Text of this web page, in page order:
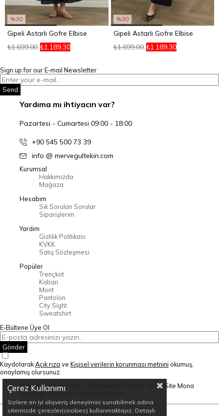
%30
Gipeli Astarlı Gofre Elbise
₺1.189,30
₺1.699,00
%30
Gipeli Astarlı Gofre Elbise
₺1.189,30
₺1.699,00
Sign up for our E-mail Newsletter
Send
Yardıma mı ihtiyacın var?
Pazartesi - Cumartesi 09:00 - 18:00
+90 545 500 73 39
info @ mervegultekin.com
Kurumsal
Hakkımızda
Mağaza
Hesabım
Sık Sorulan Sorular
Siparişlerim
Yardım
Gizlilik Politikası
KVKK
Satış Sözleşmesi
Popüler
Trençkot
Kaban
Mont
Pantolon
City Sight
Sweatshirt
E-Bültene Üye Ol
Gönder
KaydolarakAçık rıza ve Kişisel verilerin korunması metnini okumuş,
onaylamış olursunuz.
© mervegultekin.com - Tüm Hakları Saklıdır. © Bu Site Mona
Strategy Tarafından Yönetilmektedir.
Çerez Kullanımı
Sizlere en iyi alışveriş deneyimini sunabilmek adına
sitemizde çerezler(cookies) kullanmaktayız. Detaylı